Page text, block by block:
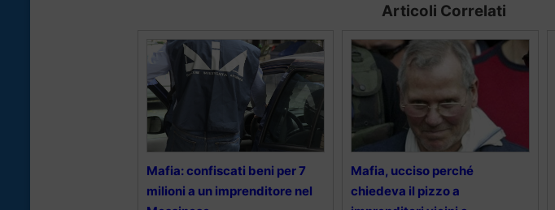
Articoli Correlati
Mafia: confiscati beni per 7
milioni a un imprenditore nel
Mafia, ucciso perché
chiedeva il pizzo a